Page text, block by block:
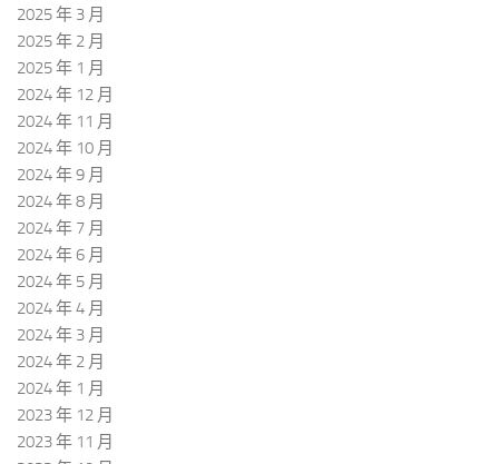
2025 年 3 月
2025 年 2 月
2025 年 1 月
2024 年 12 月
2024 年 11 月
2024 年 10 月
2024 年 9 月
2024 年 8 月
2024 年 7 月
2024 年 6 月
2024 年 5 月
2024 年 4 月
2024 年 3 月
2024 年 2 月
2024 年 1 月
2023 年 12 月
2023 年 11 月